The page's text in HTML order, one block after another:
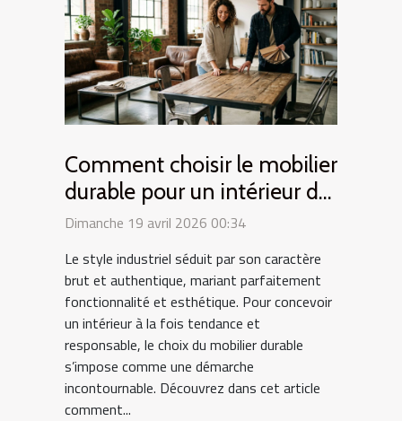
Comment choisir le mobilier
durable pour un intérieur de
style industriel ?
Dimanche 19 avril 2026 00:34
Le style industriel séduit par son caractère
brut et authentique, mariant parfaitement
fonctionnalité et esthétique. Pour concevoir
un intérieur à la fois tendance et
responsable, le choix du mobilier durable
s’impose comme une démarche
incontournable. Découvrez dans cet article
comment...